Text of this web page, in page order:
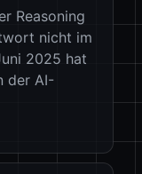
Reasoning
nicht im
2025 hat
der AI-